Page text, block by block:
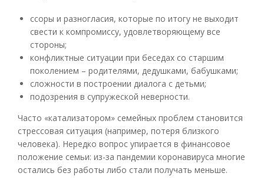
ссоры и разногласия, которые по итогу не выходит
свести к компромиссу, удовлетворяющему все
стороны;
конфликтные ситуации при беседах со старшим
поколением – родителями, дедушками, бабушками;
сложности в построении диалога с детьми;
подозрения в супружеской неверности.
Часто «катализатором» семейных проблем становится
стрессовая ситуация (например, потеря близкого
человека). Нередко вопрос упирается в финансовое
положение семьи: из-за пандемии коронавируса многие
остались без работы либо стали получать меньше.